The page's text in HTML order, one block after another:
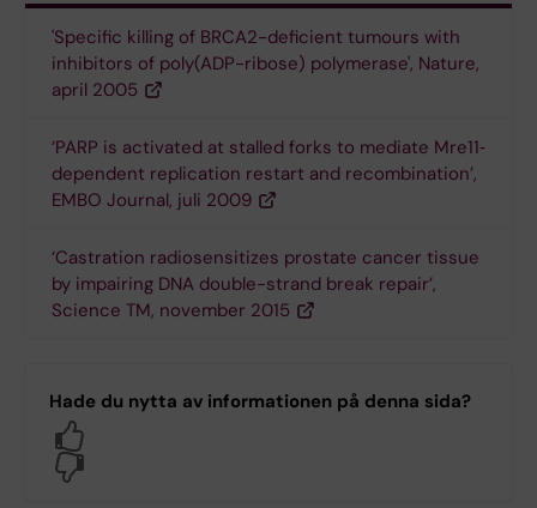
'Specific killing of BRCA2-deficient tumours with
inhibitors of poly(ADP-ribose) polymerase', Nature,
april 2005
‘PARP is activated at stalled forks to mediate Mre11‐
dependent replication restart and recombination’,
EMBO Journal, juli 2009
‘Castration radiosensitizes prostate cancer tissue
by impairing DNA double-strand break repair’,
Science TM, november 2015
Hade du nytta av informationen på denna sida?